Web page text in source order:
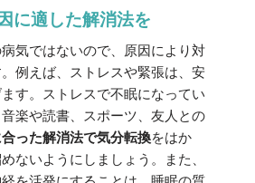
に適した解消法を
気ではないので、原因により対
例えば、ストレスや緊張は、安
す。ストレスで不眠になってい
楽や読書、スポーツ、友人との
合った解消法で気分転換をはか
ないようにしましょう。また、